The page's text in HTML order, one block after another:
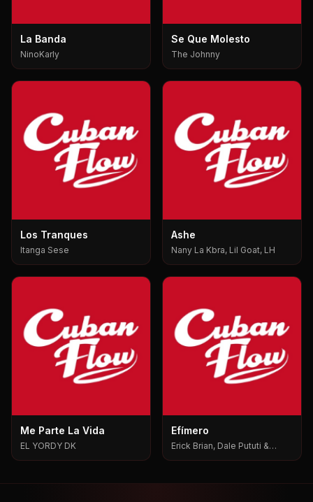
La Banda
NinoKarly
Se Que Molesto
The Johnny
Los Tranques
Itanga Sese
Ashe
Nany La Kbra, Lil Goat, LH
Me Parte La Vida
EL YORDY DK
Efímero
Erick Brian, Dale Pututi &